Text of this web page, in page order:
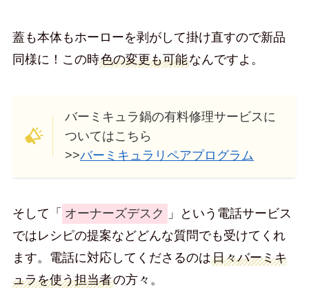
蓋も本体もホーローを剥がして掛け直すので新品
同様に！この時色の変更も可能なんですよ。
バーミキュラ鍋の有料修理サービスに
ついてはこちら
>>バーミキュラリペアプログラム
そして「 オーナーズデスク
」という電話サービス
ではレシピの提案などどんな質問でも受けてくれ
ます。電話に対応してくださるのは日々バーミキ
ュラを使う担当者の方々。